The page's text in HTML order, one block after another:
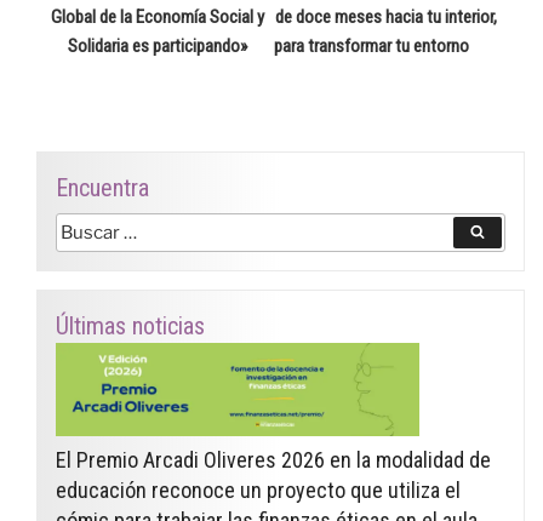
Global de la Economía Social y
Solidaria es participando»
de doce meses hacia tu interior,
para transformar tu entorno
Encuentra
Buscar
por:
Últimas noticias
El Premio Arcadi Oliveres 2026 en la modalidad de
educación reconoce un proyecto que utiliza el